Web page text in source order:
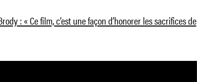
: « Ce film, c’est une façon d’honorer les sacrifices de